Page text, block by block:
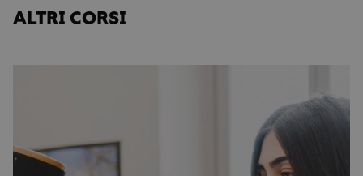
ALTRI CORSI